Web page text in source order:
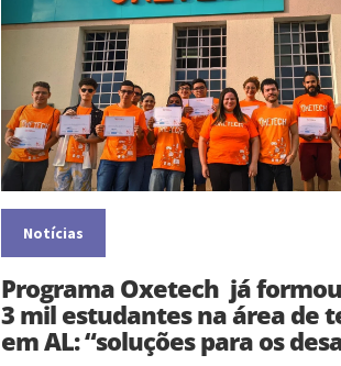
Notícias
Programa Oxetech já
3 mil estudantes na área de
em AL: “soluções para os